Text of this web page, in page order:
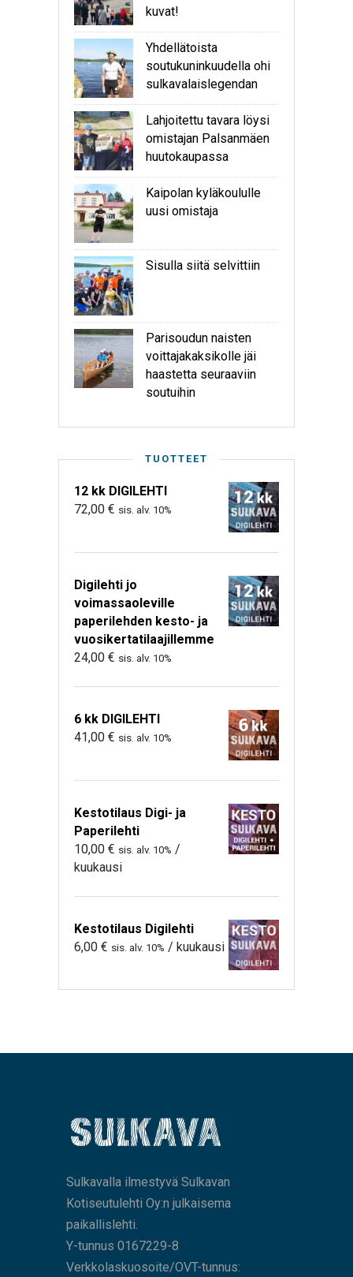
kuvat!
Yhdellätoista
soutukuninkuudella ohi
sulkavalaislegendan
Lahjoitettu tavara löysi
omistajan Palsanmäen
huutokaupassa
Kaipolan kyläkoululle
uusi omistaja
Sisulla siitä selvittiin
Parisoudun naisten
voittajakaksikolle jäi
haastetta seuraaviin
soutuihin
TUOTTEET
12 kk DIGILEHTI
72,00 € sis. alv. 10%
Digilehti jo
voimassaoleville
paperilehden kesto- ja
vuosikertatilaajillemme
24,00 € sis. alv. 10%
6 kk DIGILEHTI
41,00 € sis. alv. 10%
Kestotilaus Digi- ja
Paperilehti
10,00 € sis. alv. 10% /
kuukausi
Kestotilaus Digilehti
6,00 € sis. alv. 10% / kuukausi
Sulkavalla ilmestyvä Sulkavan
Kotiseutulehti Oy:n julkaisema
paikallislehti.
Y-tunnus 0167229-8
Verkkolaskuosoite/OVT-tunnus: